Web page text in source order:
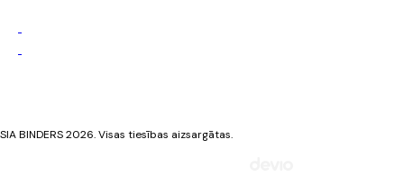
SIA BINDERS 2026. Visas tiesības aizsargātas.